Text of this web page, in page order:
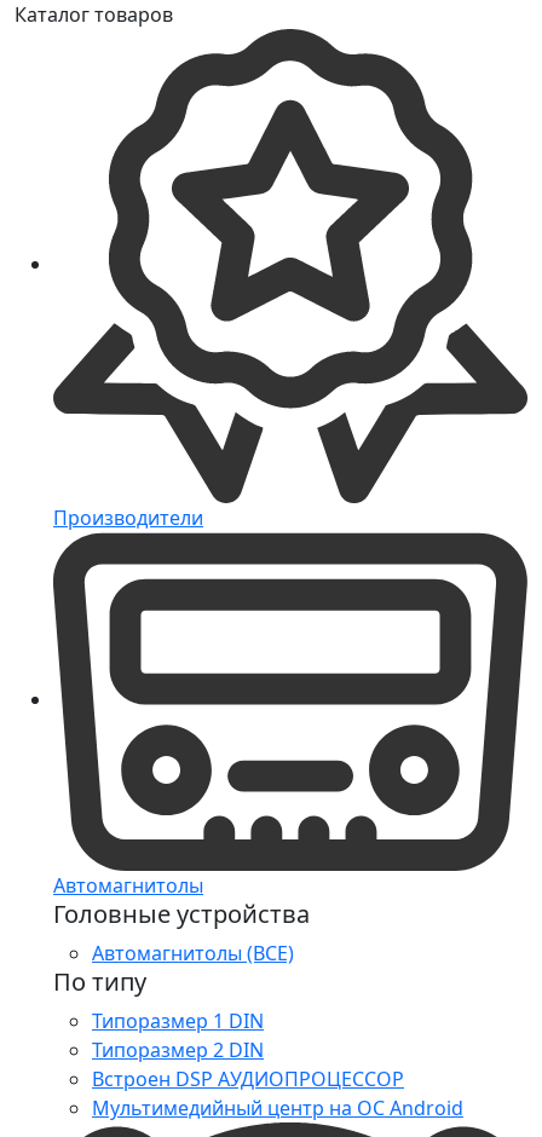
Каталог товаров
Производители
Автомагнитолы
Головные устройства
Автомагнитолы (ВСЕ)
По типу
Типоразмер 1 DIN
Типоразмер 2 DIN
Встроен DSP АУДИОПРОЦЕССОР
Мультимедийный центр на ОС Android